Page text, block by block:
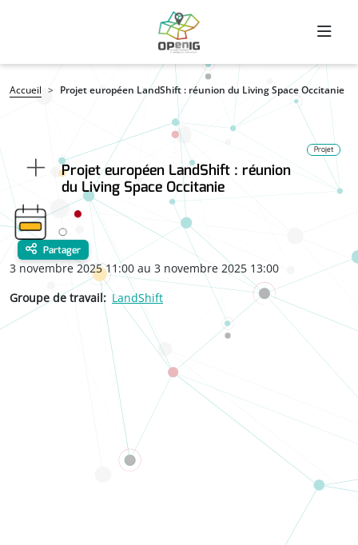
Fil d'Ariane
Accueil Projet européen LandShift : réunion du Living Space Occitanie
Projet européen LandShift : réunion
du Living Space Occitanie
Projet
Partager
3 novembre 2025 11:00 au 3 novembre 2025 13:00
Groupe de travail
LandShift